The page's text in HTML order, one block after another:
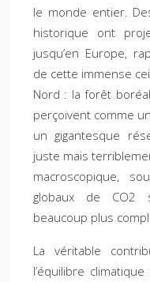
le monde entier.
historique ont
jusqu’en Europe,
de cette immense
Nord : la forêt
perçoivent comme
un gigantesque
juste mais
macroscopique,
globaux de CO2
beaucoup plus
La véritable
l’équilibre